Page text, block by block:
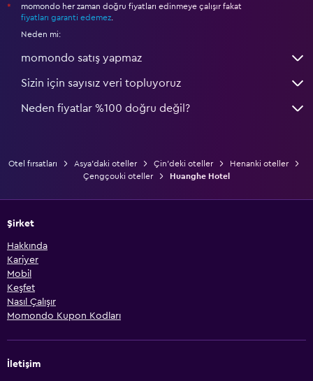
*
momondo her zaman doğru fiyatları edinmeye çalışır fakat
fiyatları garanti edemez
Neden mi:
momondo satış yapmaz
Sizin için sayısız veri topluyoruz
Neden fiyatlar %100 doğru değil?
Otel fırsatları Asya'daki oteller Çin'deki oteller
Henanki oteller
Çengçouki oteller
Huanghe Hotel
Şirket
Hakkında
Kariyer
Mobil
Keşfet
Nasıl Çalışır
Momondo Kupon Kodları
İletişim